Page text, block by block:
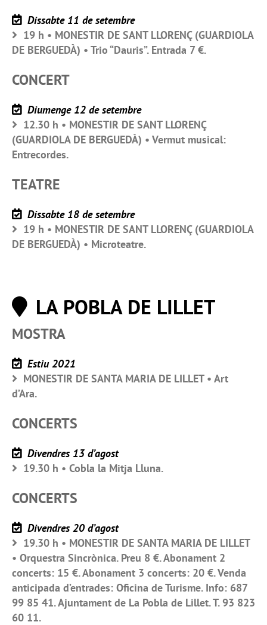
Dissabte 11 de setembre
19 h • MONESTIR DE SANT LLORENÇ (GUARDIOLA
DE BERGUEDÀ) • Trio “Dauris”. Entrada 7 €.
CONCERT
Diumenge 12 de setembre
12.30 h • MONESTIR DE SANT LLORENÇ
(GUARDIOLA DE BERGUEDÀ) • Vermut musical:
Entrecordes.
TEATRE
Dissabte 18 de setembre
19 h • MONESTIR DE SANT LLORENÇ (GUARDIOLA
DE BERGUEDÀ) • Microteatre.
LA POBLA DE LILLET
MOSTRA
Estiu 2021
MONESTIR DE SANTA MARIA DE LILLET • Art
d’Ara.
CONCERTS
Divendres 13 d’agost
19.30 h • Cobla la Mitja Lluna.
CONCERTS
Divendres 20 d’agost
19.30 h • MONESTIR DE SANTA MARIA DE LILLET
• Orquestra Sincrònica. Preu 8 €. Abonament 2
concerts: 15 €. Abonament 3 concerts: 20 €. Venda
anticipada d’entrades: Oficina de Turisme. Info: 687
99 85 41. Ajuntament de La Pobla de Lillet. T. 93 823
60 11.